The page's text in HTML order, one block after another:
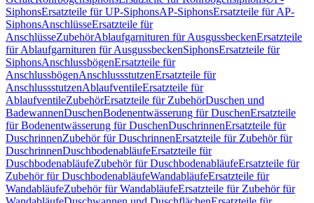
SiphonsErsatzteile für UP-SiphonsAP-SiphonsErsatzteile für AP-
SiphonsAnschlüsseErsatzteile für
AnschlüsseZubehörAblaufgarnituren für AusgussbeckenErsatzteile
für Ablaufgarnituren für AusgussbeckenSiphonsErsatzteile für
SiphonsAnschlussbögenErsatzteile für
AnschlussbögenAnschlussstutzenErsatzteile für
AnschlussstutzenAblaufventileErsatzteile für
AblaufventileZubehörErsatzteile für ZubehörDuschen und
BadewannenDuschenBodenentwässerung für DuschenErsatzteile
für Bodenentwässerung für DuschenDuschrinnenErsatzteile für
DuschrinnenZubehör für DuschrinnenErsatzteile für Zubehör für
DuschrinnenDuschbodenabläufeErsatzteile für
DuschbodenabläufeZubehör für DuschbodenabläufeErsatzteile für
Zubehör für DuschbodenabläufeWandabläufeErsatzteile für
WandabläufeZubehör für WandabläufeErsatzteile für Zubehör für